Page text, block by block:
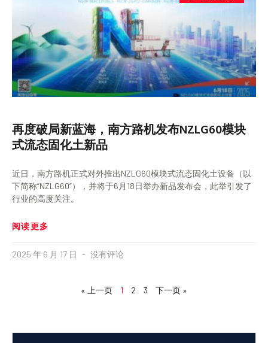
再度破局新蓝海，南方路机发布NZLG60模块
式流态固化土新品
近日，南方路机正式对外推出NZLG60模块式流态固化土设备（以
下简称“NZLG60”），并将于6月18日举办新品发布会，此举引发了
行业的高度关注。
阅读更多
2025 年 6 月 17 日 没有评论
« 上一页 1 2 3 下一页 »